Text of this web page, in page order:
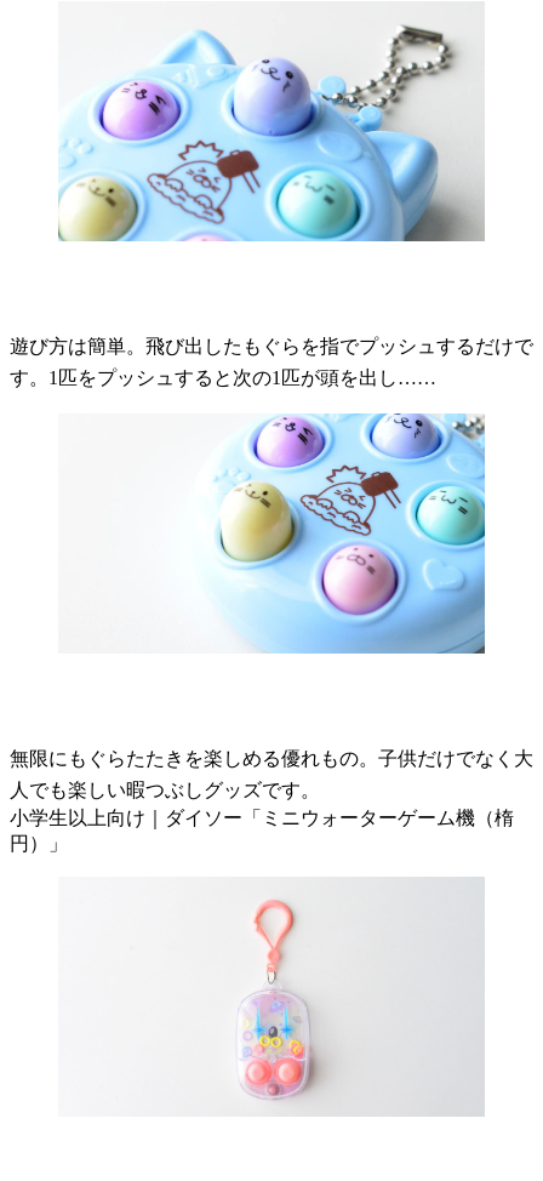
遊び方は簡単。飛び出したもぐらを指でプッシュするだけで
す。1匹をプッシュすると次の1匹が頭を出し……
無限にもぐらたたきを楽しめる優れもの。子供だけでなく大
人でも楽しい暇つぶしグッズです。
小学生以上向け｜ダイソー「ミニウォーターゲーム機（楕
円）」